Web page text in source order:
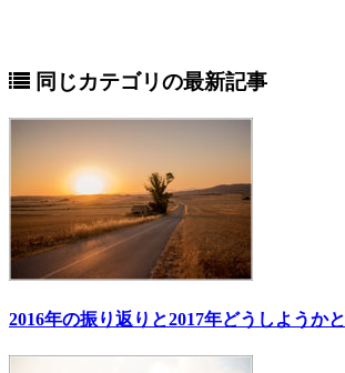
同じカテゴリの最新記事
2016年の振り返りと2017年どうしようかと